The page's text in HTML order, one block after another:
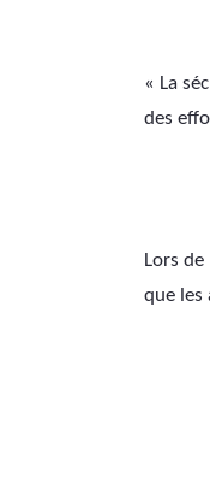
« La
des
Lors
que les